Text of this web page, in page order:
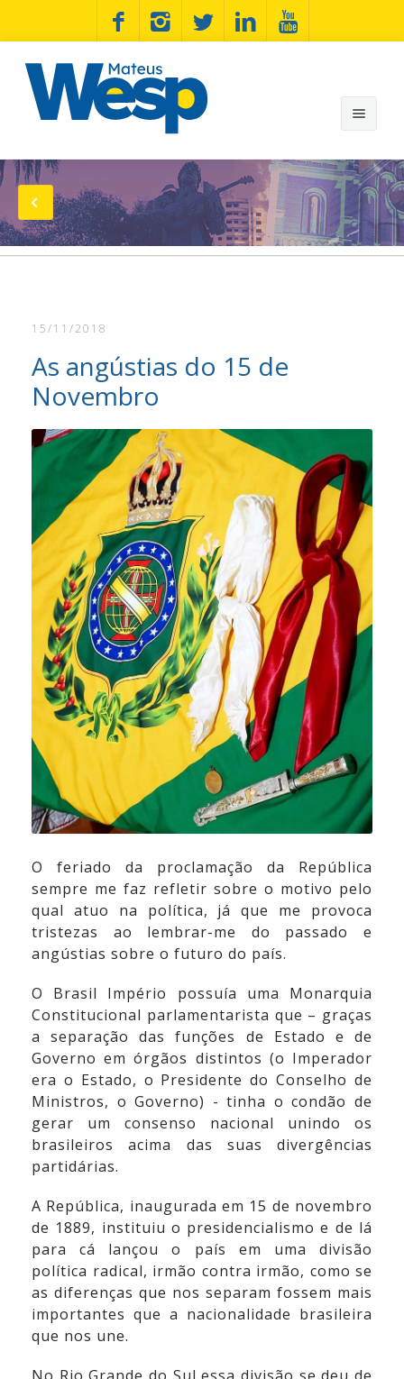
Mateus Wesp
Notícias
Artigos
Fotos
Contato
15/11/2018
As angústias do 15 de
Novembro
O feriado da proclamação da República
sempre me faz refletir sobre o motivo pelo
qual atuo na política, já que me provoca
tristezas ao lembrar-me do passado e
angústias sobre o futuro do país.
O Brasil Império possuía uma Monarquia
Constitucional parlamentarista que – graças
a separação das funções de Estado e de
Governo em órgãos distintos (o Imperador
era o Estado, o Presidente do Conselho de
Ministros, o Governo) - tinha o condão de
gerar um consenso nacional unindo os
brasileiros acima das suas divergências
partidárias.
A República, inaugurada em 15 de novembro
de 1889, instituiu o presidencialismo e de lá
para cá lançou o país em uma divisão
política radical, irmão contra irmão, como se
as diferenças que nos separam fossem mais
importantes que a nacionalidade brasileira
que nos une.